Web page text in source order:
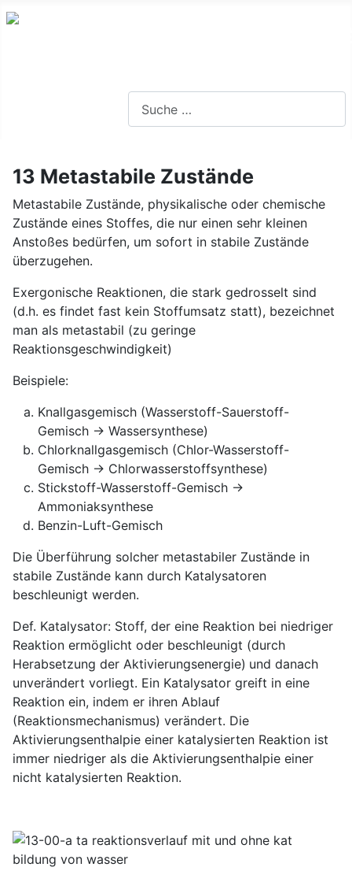
13 Metastabile Zustände
Metastabile Zustände, physikalische oder chemische
Zustände eines Stoffes, die nur einen sehr kleinen
Anstoßes bedürfen, um sofort in stabile Zustände
überzugehen.
Exergonische Reaktionen, die stark gedrosselt sind
(d.h. es findet fast kein Stoffumsatz statt), bezeichnet
man als metastabil (zu geringe
Reaktionsgeschwindigkeit)
Beispiele:
Knallgasgemisch (Wasserstoff-Sauerstoff-
Gemisch → Wassersynthese)
Chlorknallgasgemisch (Chlor-Wasserstoff-
Gemisch → Chlorwasserstoffsynthese)
Stickstoff-Wasserstoff-Gemisch →
Ammoniaksynthese
Benzin-Luft-Gemisch
Die Überführung solcher metastabiler Zustände in
stabile Zustände kann durch Katalysatoren
beschleunigt werden.
Def. Katalysator: Stoff, der eine Reaktion bei niedriger
Reaktion ermöglicht oder beschleunigt (durch
Herabsetzung der Aktivierungsenergie) und danach
unverändert vorliegt. Ein Katalysator greift in eine
Reaktion ein, indem er ihren Ablauf
(Reaktionsmechanismus) verändert. Die
Aktivierungsenthalpie einer katalysierten Reaktion ist
immer niedriger als die Aktivierungsenthalpie einer
nicht katalysierten Reaktion.